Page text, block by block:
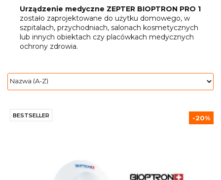
Urządzenie medyczne ZEPTER BIOPTRON PRO 1
zostało zaprojektowane do użytku domowego, w
szpitalach, przychodniach, salonach kosmetycznych
lub innych obiektach czy placówkach medycznych
ochrony zdrowia.
BESTSELLER -20%